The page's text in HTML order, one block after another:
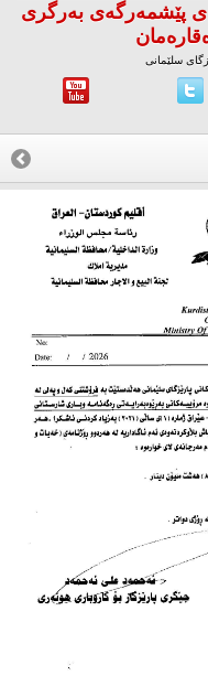
پێشمه‌رگه‌ی به‌رگری